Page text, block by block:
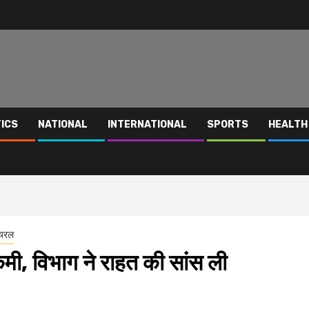
NATIONAL INTERNATIONAL SPORTS HEALTH
विभाग ने राहत की सांस ली